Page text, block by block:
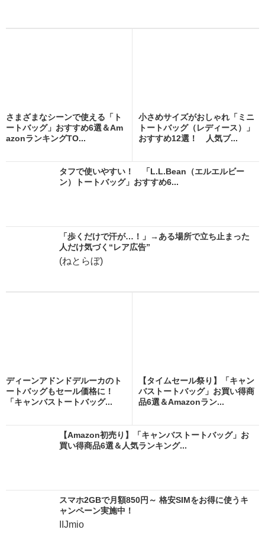
さまざまなシーンで使える「ト
ートバッグ」おすすめ6選＆Am
azonランキングTO...
小さめサイズがおしゃれ「ミニ
トートバッグ（レディース）」
おすすめ12選！ 人気ブ...
タフで使いやすい！ 「L.L.Bean（エルエルビー
ン）トートバッグ」おすすめ6...
「歩くだけで汗が…！」→ある場所で立ち止まった
人だけ気づく“レア広告”
(ねとらぼ)
ディーンアドンドデルーカのト
ートバッグもセール価格に！
「キャンバストートバッグ...
【タイムセール祭り】「キャン
バストートバッグ」お買い得商
品6選＆Amazonラン...
【Amazon初売り】「キャンバストートバッグ」お
買い得商品6選＆人気ランキング...
スマホ2GBで月額850円～ 格安SIMをお得に使うキ
ャンペーン実施中！
IIJmio